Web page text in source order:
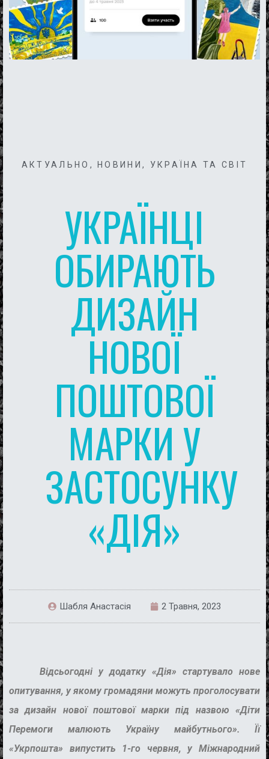
АКТУАЛЬНО , НОВИНИ , УКРАЇНА ТА СВІТ
УКРАЇНЦІ
ОБИРАЮТЬ
ДИЗАЙН
НОВОЇ
ПОШТОВОЇ
МАРКИ У
ЗАСТОСУНКУ
«ДІЯ»
Шабля Анастасія 2 Травня, 2023
Відсьогодні у додатку «Дія» стартувало нове
опитування, у якому громадяни можуть проголосувати
за дизайн нової поштової марки під назвою «Діти
Перемоги малюють Україну майбутнього». Її
«Укрпошта» випустить 1-го червня, у Міжнародний